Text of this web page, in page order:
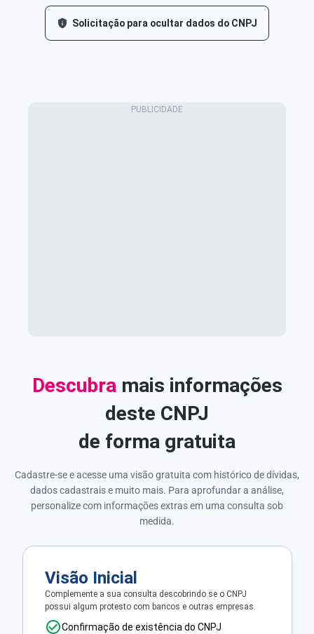
Solicitação para ocultar dados do CNPJ
Descubra mais informações
deste CNPJ
de forma gratuita
Cadastre-se e acesse uma visão gratuita com histórico de dívidas,
dados cadastrais e muito mais. Para aprofundar a análise,
personalize com informações extras em uma consulta sob
medida.
Visão Inicial
Complemente a sua consulta descobrindo se o CNPJ
possui algum protesto com bancos e outras empresas.
Confirmação de existência do CNPJ